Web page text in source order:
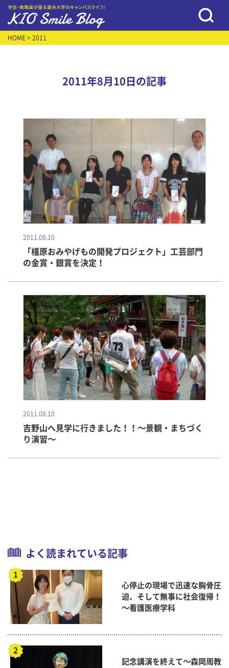
HOME > 2011
2011年8月10日の記事
2011.08.10
「橿原おみやげもの開発プロジェクト」工芸部門
の金賞・銀賞を決定！
2011.08.10
吉野山へ見学に行きました！！～景観・まちづく
り演習～
よく読まれている記事
心停止の現場で迅速な胸骨圧
迫、そして無事に社会復帰！
～看護医療学科
記念講演を終えて～森岡周教